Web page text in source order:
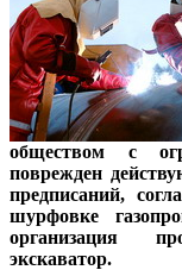
обществом с
поврежден
предписаний,
шурфовке
организация
экскаватор.